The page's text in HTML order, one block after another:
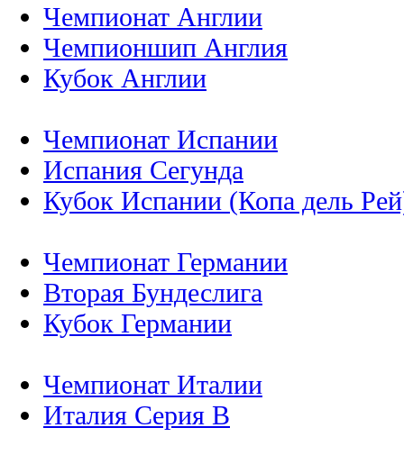
Чемпионат Англии
Чемпионшип Англия
Кубок Англии
Чемпионат Испании
Испания Сегунда
Кубок Испании (Копа дель
Чемпионат Германии
Вторая Бундеслига
Кубок Германии
Чемпионат Италии
Италия Серия B